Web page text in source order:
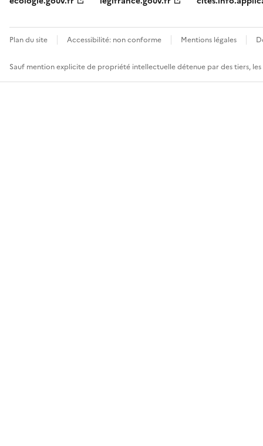
Plan du site Accessibilité: non conforme Mentions légales
Sauf mention explicite de propriété intellectuelle détenue par des tiers,